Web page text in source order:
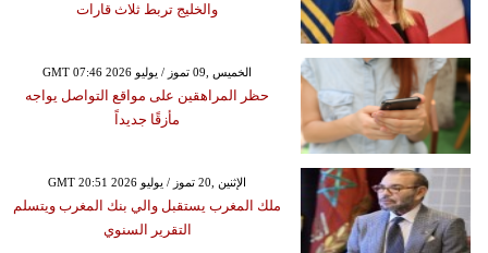
والخليج تربط ثلاث قارات
GMT 07:46 2026 الخميس ,09 تموز / يوليو
حظر المراهقين على مواقع التواصل يواجه
مأزقًا جديداً
GMT 20:51 2026 الإثنين ,20 تموز / يوليو
ملك المغرب يستقبل والي بنك المغرب ويتسلم
التقرير السنوي